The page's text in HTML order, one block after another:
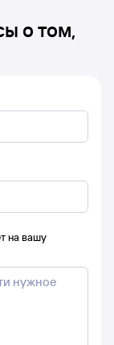
о том,
на вашу